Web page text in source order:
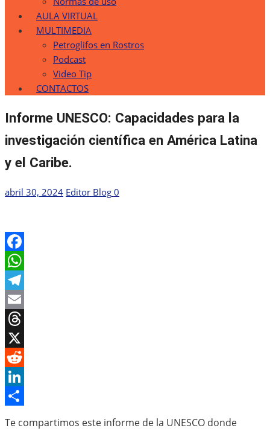
AULA VIRTUAL
MULTIMEDIA
Petroglifos en Rostros
Podcast
Video Tip
CONTACTOS
Informe UNESCO: Capacidades para la
investigación científica en América Latina
y el Caribe.
Publicada
abril 30, 2024Autor
Editor Blog 0
Facebook
WhatsApp
Telegram
Email
Threads
X
Reddit
LinkedIn
Te compartimos este informe de la UNESCO donde